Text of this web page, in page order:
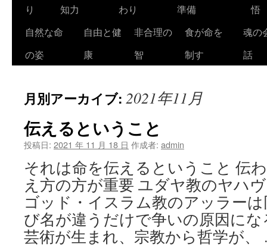
キ
り
知力
わり
準備
悟
自然な命
の姿
自由と健
康
非合理の
智
食が命を
制す
魂の
話
月別アーカイブ: 2021年11月
伝えるということ
投稿日: 2021 年 11 月 18 日 作成者: admin
それは命を伝えるということ 伝
え方の方が重要 ユダヤ教のヤハ
ゴッド・イスラム教のアッラー
び名が違うだけで争いの原因に
芸術が生まれ、宗教から哲学が